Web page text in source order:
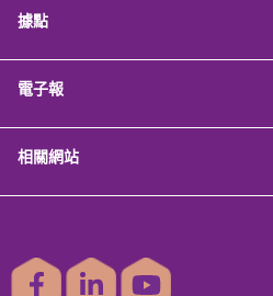
據點
電子報
相關網站